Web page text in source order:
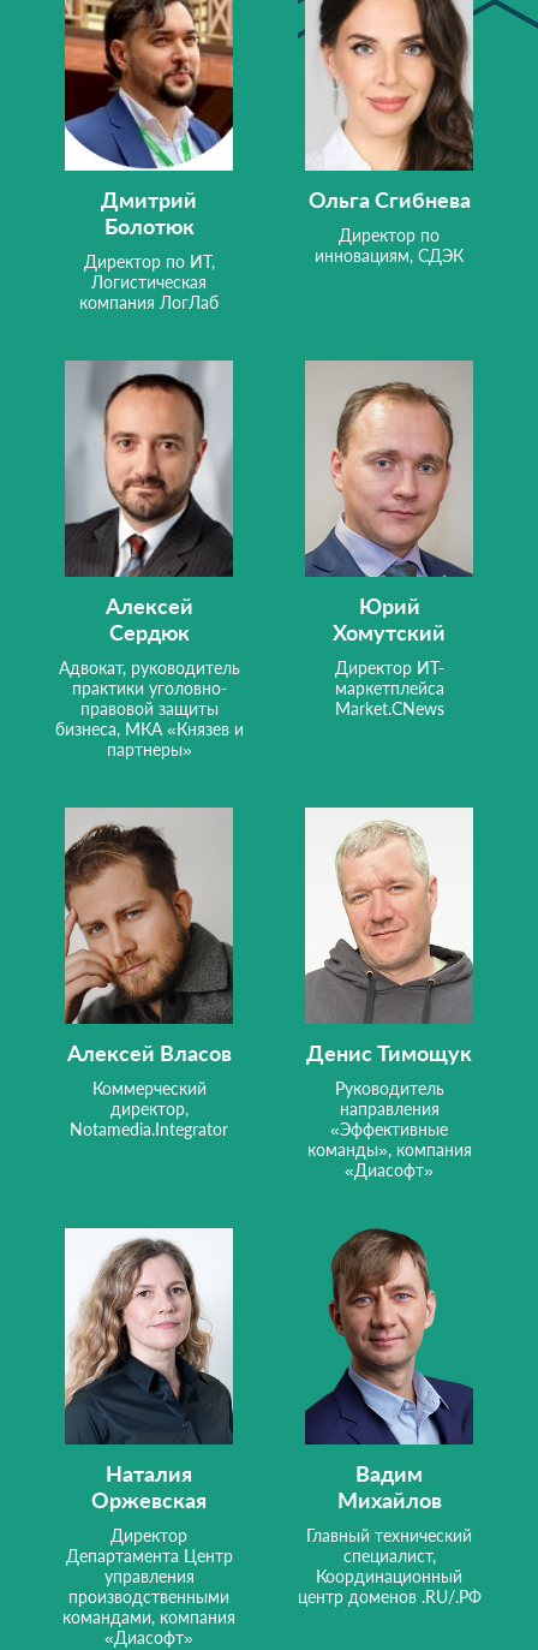
Дмитрий
Болотюк
Директор по ИТ,
Логистическая
компания ЛогЛаб
Ольга Сгибнева
Директор по
инновациям, СДЭК
Алексей
Сердюк
Адвокат, руководитель
практики уголовно-
правовой защиты
бизнеса, МКА «Князев и
партнеры»
Юрий
Хомутский
Директор ИТ-
маркетплейса
Market.CNews
Алексей Власов
Коммерческий
директор,
Notamedia.Integrator
Денис Тимощук
Руководитель
направления
«Эффективные
команды», компания
«Диасофт»
Наталия
Оржевская
Директор
Департамента Центр
управления
производственными
командами, компания
«Диасофт»
Вадим
Михайлов
Главный технический
специалист,
Координационный
центр доменов .RU/.РФ